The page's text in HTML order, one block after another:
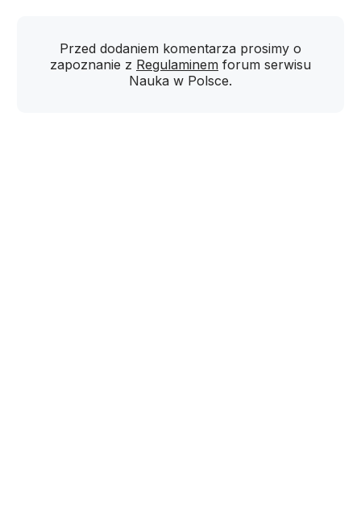
Przed dodaniem komentarza prosimy o
zapoznanie z Regulaminem forum serwisu
Nauka w Polsce.